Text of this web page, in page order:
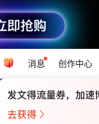
消息 创作中心